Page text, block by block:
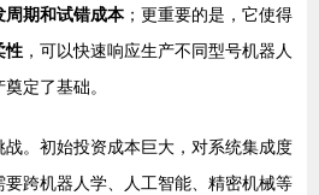
周期和试错成本；更重要的是，它使得
性 ，可以快速响应生产不同型号机器人
定了基础。
。初始投资成本巨大，对系统集成度
跨机器人学、人工智能、精密机械等